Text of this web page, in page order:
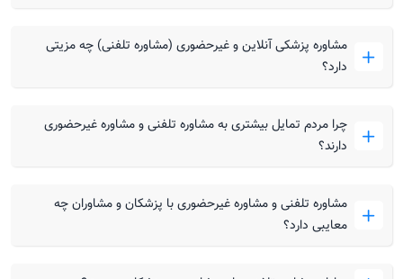
مشاوره پزشکی آنلاین و غیرحضوری (مشاوره تلفنی) چه مزیتی
دارد؟
چرا مردم تمایل بیشتری به مشاوره تلفنی و مشاوره غیرحضوری
دارند؟
مشاوره تلفنی و مشاوره غیرحضوری با پزشکان و مشاوران چه
معایبی دارد؟